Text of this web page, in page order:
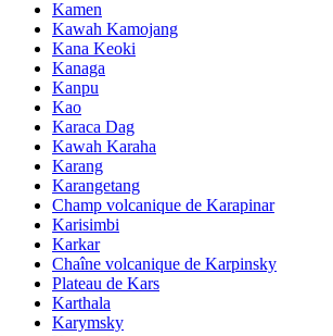
Kamen
Kawah Kamojang
Kana Keoki
Kanaga
Kanpu
Kao
Karaca Dag
Kawah Karaha
Karang
Karangetang
Champ volcanique de Karapinar
Karisimbi
Karkar
Chaîne volcanique de Karpinsky
Plateau de Kars
Karthala
Karymsky